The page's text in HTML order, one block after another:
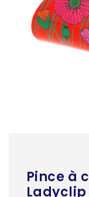
Pince à